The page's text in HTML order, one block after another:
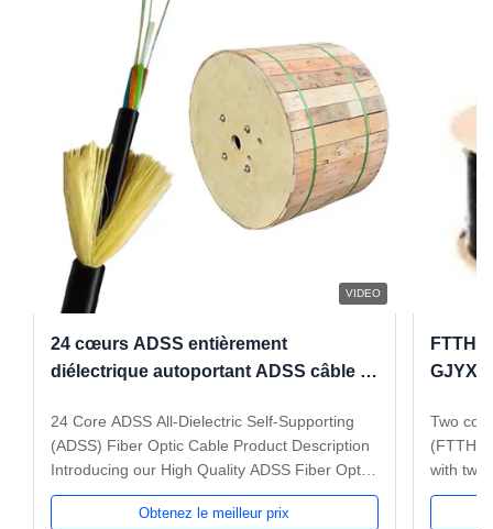
VIDEO
24 cœurs ADSS entièrement
diélectrique autoportant ADSS câble à
d'aramide
24 Core ADSS All-Dielectric Self-Supporting
(ADSS) Fiber Optic Cable Product Description
Introducing our High Quality ADSS Fiber Optic
Cable , designed to deliver reliable and
efficient communication across long distances.
Obtenez le meilleur prix
FTTH
G657A
Two
(FTTH)
with two